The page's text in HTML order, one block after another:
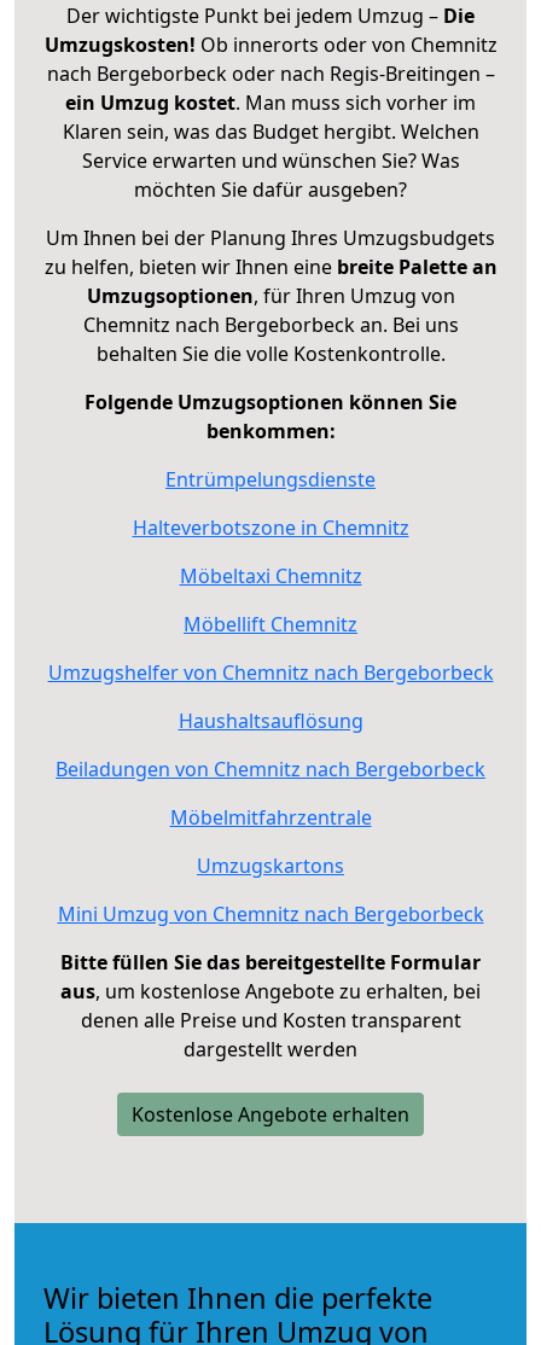
Der wichtigste Punkt bei jedem Umzug – Die
Umzugskosten! Ob innerorts oder von Chemnitz
nach Bergeborbeck oder nach Regis-Breitingen –
ein Umzug kostet. Man muss sich vorher im
Klaren sein, was das Budget hergibt. Welchen
Service erwarten und wünschen Sie? Was
möchten Sie dafür ausgeben?
Um Ihnen bei der Planung Ihres Umzugsbudgets
zu helfen, bieten wir Ihnen eine breite Palette an
Umzugsoptionen, für Ihren Umzug von
Chemnitz nach Bergeborbeck an. Bei uns
behalten Sie die volle Kostenkontrolle.
Folgende Umzugsoptionen können Sie
benkommen:
Entrümpelungsdienste
Halteverbotszone in Chemnitz
Möbeltaxi Chemnitz
Möbellift Chemnitz
Umzugshelfer von Chemnitz nach Bergeborbeck
Haushaltsauflösung
Beiladungen von Chemnitz nach Bergeborbeck
Möbelmitfahrzentrale
Umzugskartons
Mini Umzug von Chemnitz nach Bergeborbeck
Bitte füllen Sie das bereitgestellte Formular
aus, um kostenlose Angebote zu erhalten, bei
denen alle Preise und Kosten transparent
dargestellt werden
Kostenlose Angebote erhalten
Wir bieten Ihnen die perfekte
Lösung für Ihren Umzug von